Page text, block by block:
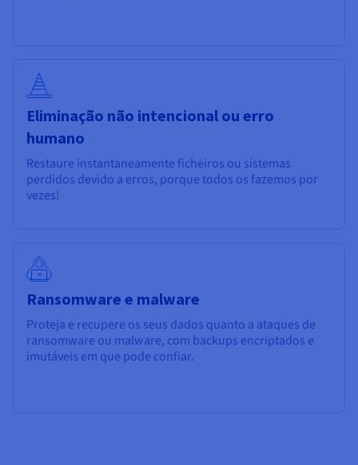
Eliminação não intencional ou erro
humano
Restaure instantaneamente ficheiros ou sistemas
perdidos devido a erros, porque todos os fazemos por
vezes!
Ransomware e malware
Proteja e recupere os seus dados quanto a ataques de
ransomware ou malware, com backups encriptados e
imutáveis em que pode confiar.